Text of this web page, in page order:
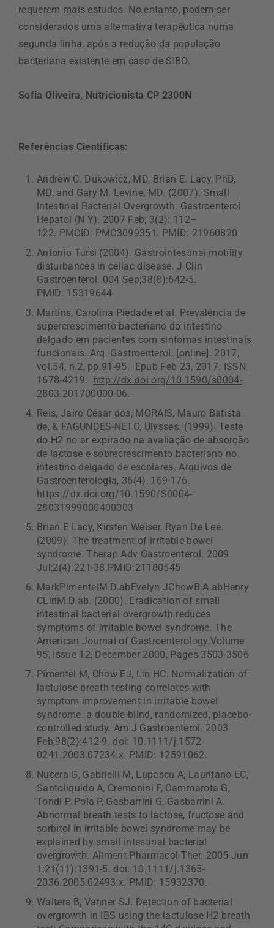
requerem mais estudos. No entanto, podem ser
considerados uma alternativa terapêutica numa
segunda linha, após a redução da população
bacteriana existente em caso de SIBO.
Sofia Oliveira, Nutricionista CP 2300N
Referências Científicas:
Andrew C. Dukowicz, MD, Brian E. Lacy, PhD,
MD, and Gary M. Levine, MD. (2007). Small
Intestinal Bacterial Overgrowth. Gastroenterol
Hepatol (N Y). 2007 Feb; 3(2): 112–
122. PMCID: PMC3099351. PMID: 21960820
Antonio Tursi (2004). Gastrointestinal motility
disturbances in celiac disease. J Clin
Gastroenterol. 004 Sep;38(8):642-5.
PMID: 15319644
Martins, Carolina Piedade et al. Prevalência de
supercrescimento bacteriano do intestino
delgado em pacientes com sintomas intestinais
funcionais. Arq. Gastroenterol. [online]. 2017,
vol.54, n.2, pp.91-95. Epub Feb 23, 2017. ISSN
1678-4219. http://dx.doi.org/10.1590/s0004-
2803.201700000-06.
Reis, Jairo César dos, MORAIS, Mauro Batista
de, & FAGUNDES-NETO, Ulysses. (1999). Teste
do H2 no ar expirado na avaliação de absorção
de lactose e sobrecrescimento bacteriano no
intestino delgado de escolares. Arquivos de
Gastroenterologia, 36(4), 169-176.
https://dx.doi.org/10.1590/S0004-
28031999000400003
Brian E Lacy, Kirsten Weiser, Ryan De Lee.
(2009). The treatment of irritable bowel
syndrome. Therap Adv Gastroenterol. 2009
Jul;2(4):221-38.PMID:21180545
MarkPimentelM.D.abEvelyn JChowB.A.abHenry
CLinM.D.ab. (2000). Eradication of small
intestinal bacterial overgrowth reduces
symptoms of irritable bowel syndrome. The
American Journal of Gastroenterology.Volume
95, Issue 12, December 2000, Pages 3503-3506
Pimentel M, Chow EJ, Lin HC. Normalization of
lactulose breath testing correlates with
symptom improvement in irritable bowel
syndrome. a double-blind, randomized, placebo-
controlled study. Am J Gastroenterol. 2003
Feb;98(2):412-9. doi: 10.1111/j.1572-
0241.2003.07234.x. PMID: 12591062.
Nucera G, Gabrielli M, Lupascu A, Lauritano EC,
Santoliquido A, Cremonini F, Cammarota G,
Tondi P, Pola P, Gasbarrini G, Gasbarrini A.
Abnormal breath tests to lactose, fructose and
sorbitol in irritable bowel syndrome may be
explained by small intestinal bacterial
overgrowth. Aliment Pharmacol Ther. 2005 Jun
1;21(11):1391-5. doi: 10.1111/j.1365-
2036.2005.02493.x. PMID: 15932370.
Walters B, Vanner SJ. Detection of bacterial
overgrowth in IBS using the lactulose H2 breath